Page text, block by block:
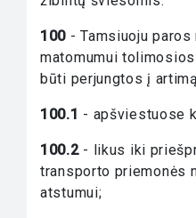
100 - Tamsiuoju
matomumui
būti perjungtos į
100.1 - apšviestuose
100.2- likus iki
transporto priemonės
atstumui;